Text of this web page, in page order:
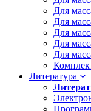
Для
Для
Для
Для
Для
Литература